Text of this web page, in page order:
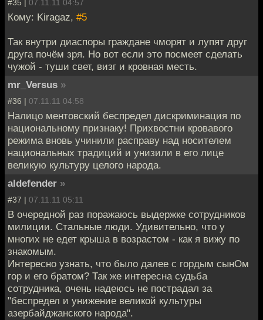
#35 | 07.11.11 04:57
Кому: Kiragaz, #5
Так внутри диаспоры граждане чморят и лупят друг
друга почём зря. Но вот если это посмеет сделать
чужой - туши свет, визг и кровная месть.
mr_Versus »
#36 | 07.11.11 04:58
Налицо ментовский беспредел дискриминация по
национальному признаку! Прихвостни кровавого
режима вновь учинили расправу над носителем
национальных традиций и унизили в его лице
великую культуру целого народа.
aldefender »
#37 | 07.11.11 05:11
В очередной раз поражаюсь выдержке сотрудников
милиции. Стальные люди. Удивительно, что у
многих не едет крыша в возрастом - как я вижу по
знакомым.
Интересно узнать, что было далее с гордым сынОм
гор и его братом? Так же интересна судьба
сотрудника, очень надеюсь не пострадал за
"беспредел и унижение великой культуры
азербайджанского народа".